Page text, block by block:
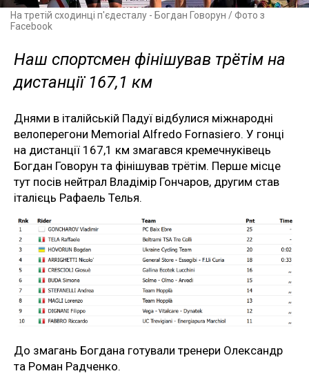
На третій сходинці п'єдесталу - Богдан Говорун / Фото з
Facebook
Наш спортсмен фінішував трётім на
дистанції 167,1 км
Днями в італійській Падуї відбулися міжнародні
велоперегони Memorial Alfredo Fornasiero. У гонці
на дистанції 167,1 км змагався кремечнуківець
Богдан Говорун та фінішував трётім. Перше місце
тут посів нейтрал Владімір Гончаров, другим став
італієць Рафаель Телья.
До змагань Богдана готували тренери Олександр
та Роман Радченко.